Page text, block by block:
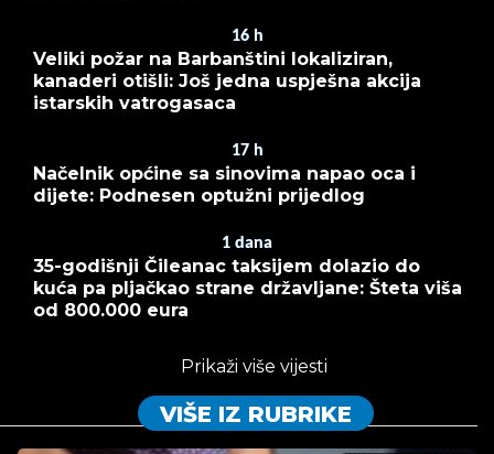
16 h
Veliki požar na Barbanštini lokaliziran,
kanaderi otišli: Još jedna uspješna akcija
istarskih vatrogasaca
17 h
Načelnik općine sa sinovima napao oca i
dijete: Podnesen optužni prijedlog
1 dana
35-godišnji Čileanac taksijem dolazio do
kuća pa pljačkao strane državljane: Šteta viša
od 800.000 eura
Prikaži više vijesti
VIŠE IZ RUBRIKE